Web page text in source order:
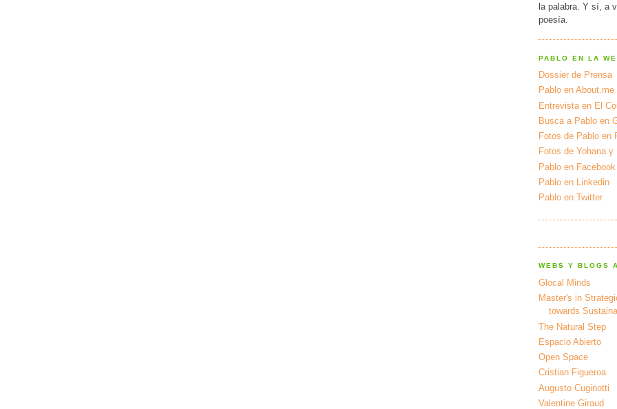
la palabra. Y sí, a
poesía.
PABLO EN LA
Dossier de Prensa
Pablo en About.me
Entrevista en El
Busca a Pablo en
Fotos de Pablo en
Fotos de Yohana y
Pablo en Facebook
Pablo en Linkedin
Pablo en Twitter
WEBS Y BLOGS
Glocal Minds
Master's in
towards
The Natural Step
Espacio Abierto
Open Space
Cristian Figueroa
Augusto Cuginotti
Valentine Giraud